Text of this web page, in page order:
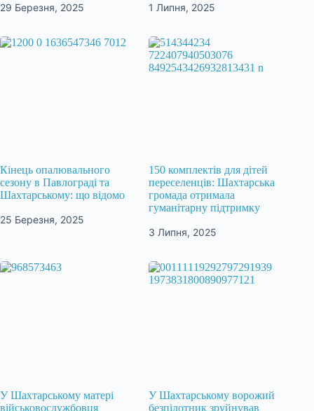
29 Березня, 2025 1 Липня, 2025
Кінець опалювального
сезону в Павлограді та
Шахтарському: що відомо
25 Березня, 2025
150 комплектів для дітей
переселенців: Шахтарська
громада отримала
гуманітарну підтримку
3 Липня, 2025
У Шахтарському матері
військовослужбовця
У Шахтарському ворожий
безпілотник зруйнував